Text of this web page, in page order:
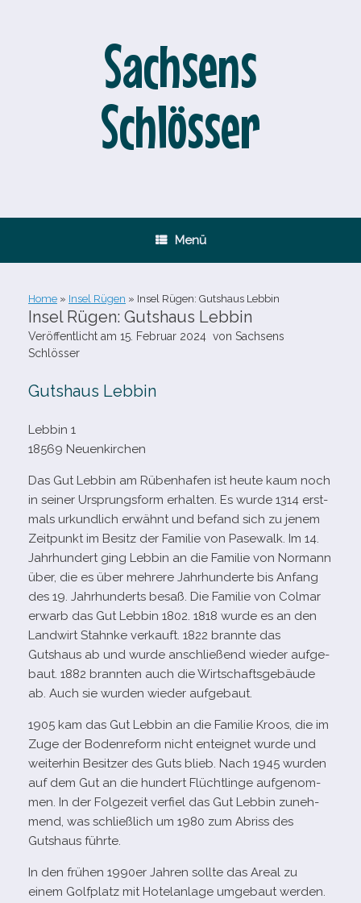
Sachsens
Schlösser
Menü
Home » Insel Rügen » Insel Rügen: Gutshaus Lebbin
Insel Rügen: Gutshaus Lebbin
Veröffentlicht am 15. Februar 2024 von Sachsens
Schlösser
Gutshaus Lebbin
Lebbin 1
18569 Neuenkirchen
Das Gut Lebbin am Rübenhafen ist heute kaum noch
in sei­ner Ursprungsform erhal­ten. Es wurde 1314 erst­
mals urkund­lich erwähnt und befand sich zu jenem
Zeitpunkt im Besitz der Familie von Pasewalk. Im 14.
Jahrhundert ging Lebbin an die Familie von Normann
über, die es über meh­rere Jahrhunderte bis Anfang
des 19. Jahrhunderts besaß. Die Familie von Colmar
erwarb das Gut Lebbin 1802. 1818 wurde es an den
Landwirt Stahnke ver­kauft. 1822 brannte das
Gutshaus ab und wurde anschlie­ßend wie­der auf­ge­
baut. 1882 brann­ten auch die Wirtschaftsgebäude
ab. Auch sie wur­den wie­der aufgebaut.
1905 kam das Gut Lebbin an die Familie Kroos, die im
Zuge der Bodenreform nicht ent­eig­net wurde und
wei­ter­hin Besitzer des Guts blieb. Nach 1945 wur­den
auf dem Gut an die hun­dert Flüchtlinge auf­ge­nom­
men. In der Folgezeit ver­fiel das Gut Lebbin zuneh­
mend, was schließ­lich um 1980 zum Abriss des
Gutshaus führte.
In den frü­hen 1990er Jahren sollte das Areal zu
einem Golfplatz mit Hotelanlage umge­baut wer­den.